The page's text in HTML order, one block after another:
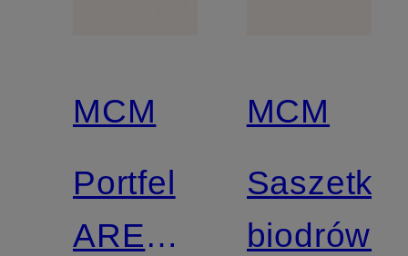
MCM
Portfel
AREN
MCM
Saszetka
biodrówka